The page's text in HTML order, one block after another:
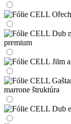
premium
marrone štruktúra